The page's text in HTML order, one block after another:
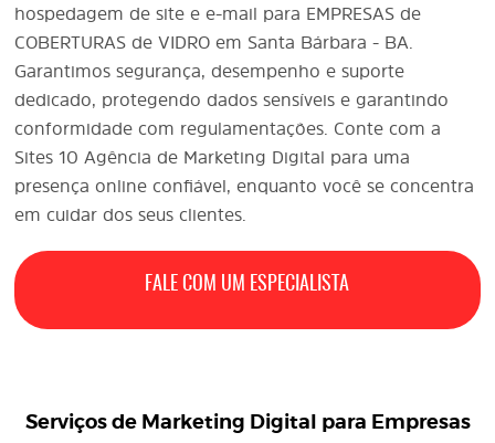
hospedagem de site e e-mail para EMPRESAS de
COBERTURAS de VIDRO em Santa Bárbara - BA.
Garantimos segurança, desempenho e suporte
dedicado, protegendo dados sensíveis e garantindo
conformidade com regulamentações. Conte com a
Sites 10 Agência de Marketing Digital para uma
presença online confiável, enquanto você se concentra
em cuidar dos seus clientes.
FALE COM UM ESPECIALISTA
Serviços de Marketing Digital para Empresas